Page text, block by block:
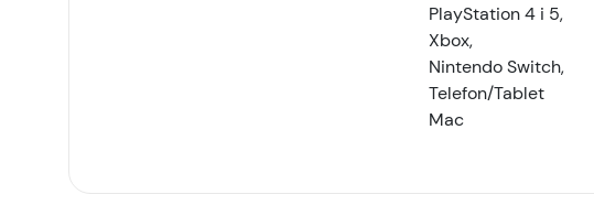
PlayStation 4 i 5,
Xbox,
Nintendo Switch,
Telefon/Tablet
Mac